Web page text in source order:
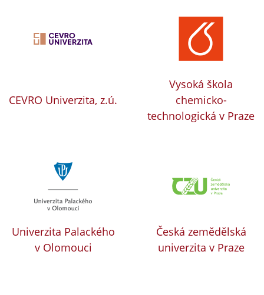
CEVRO Univerzita, z.ú.
Vysoká škola
chemicko-
technologická v Praze
Univerzita Palackého
v Olomouci
Česká zemědělská
univerzita v Praze